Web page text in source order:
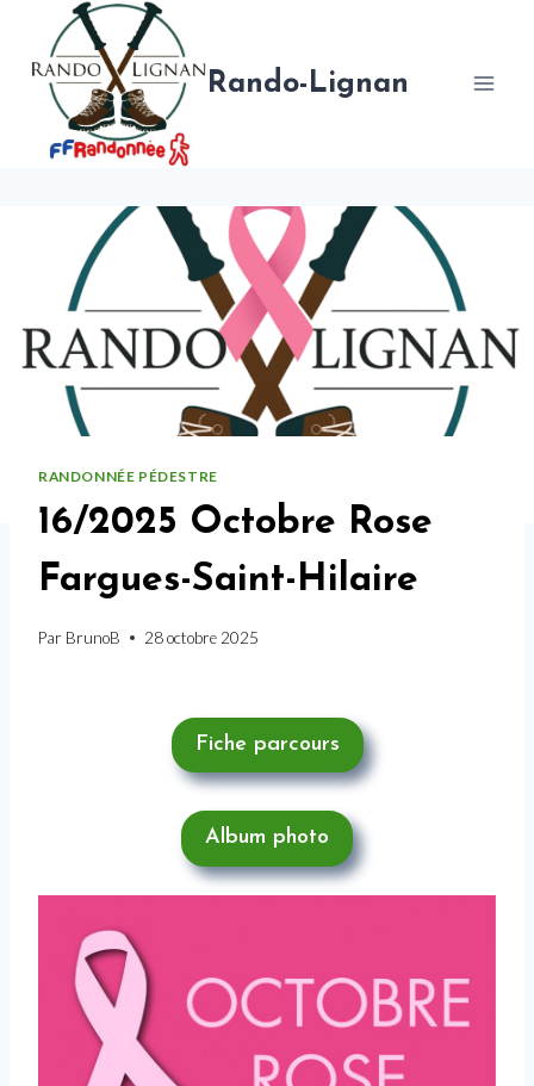
contenu
Rando-Lignan
RANDONNÉE PÉDESTRE
16/2025 Octobre Rose
Fargues-Saint-Hilaire
Par BrunoB 28 octobre 2025
Fiche parcours
Album photo